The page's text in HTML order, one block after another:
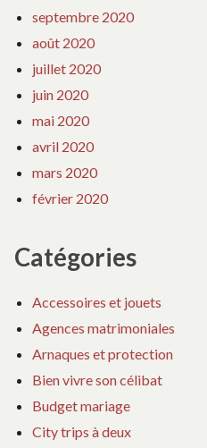
septembre 2020
août 2020
juillet 2020
juin 2020
mai 2020
avril 2020
mars 2020
février 2020
Catégories
Accessoires et jouets
Agences matrimoniales
Arnaques et protection
Bien vivre son célibat
Budget mariage
City trips à deux